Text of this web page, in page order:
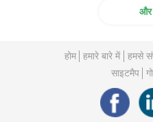
और
होम हमारे बारे में हमसे
साइटमैप